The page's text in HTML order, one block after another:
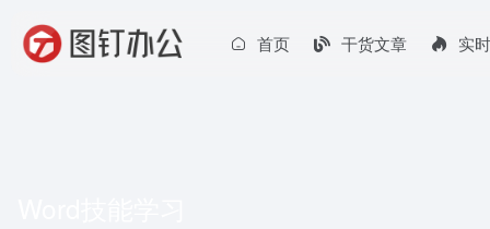
首页 干货文章 实